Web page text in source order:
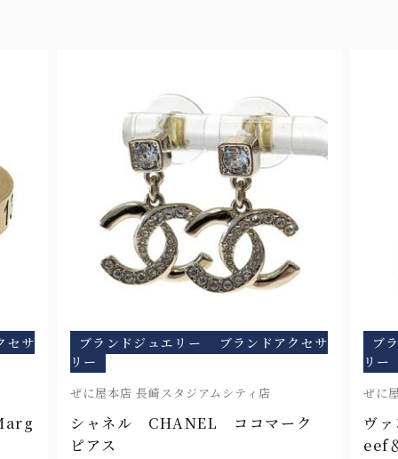
セサ ブランドジュエリー
ブランドアクセサ
リー
ぜに屋本店 長崎スタジアムシティ店
シャネル CHANEL ココマーク
ピアス
ブ
リー
ぜに
ヴ
eef